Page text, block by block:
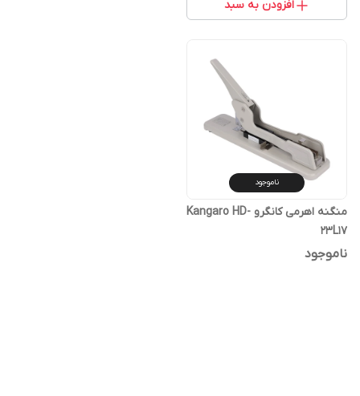
افزودن به سبد
ناموجود
منگنه اهرمی کانگرو Kangaro HD-
23L17
ناموجود